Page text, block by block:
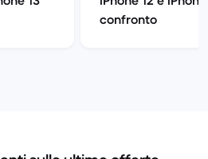
confronto